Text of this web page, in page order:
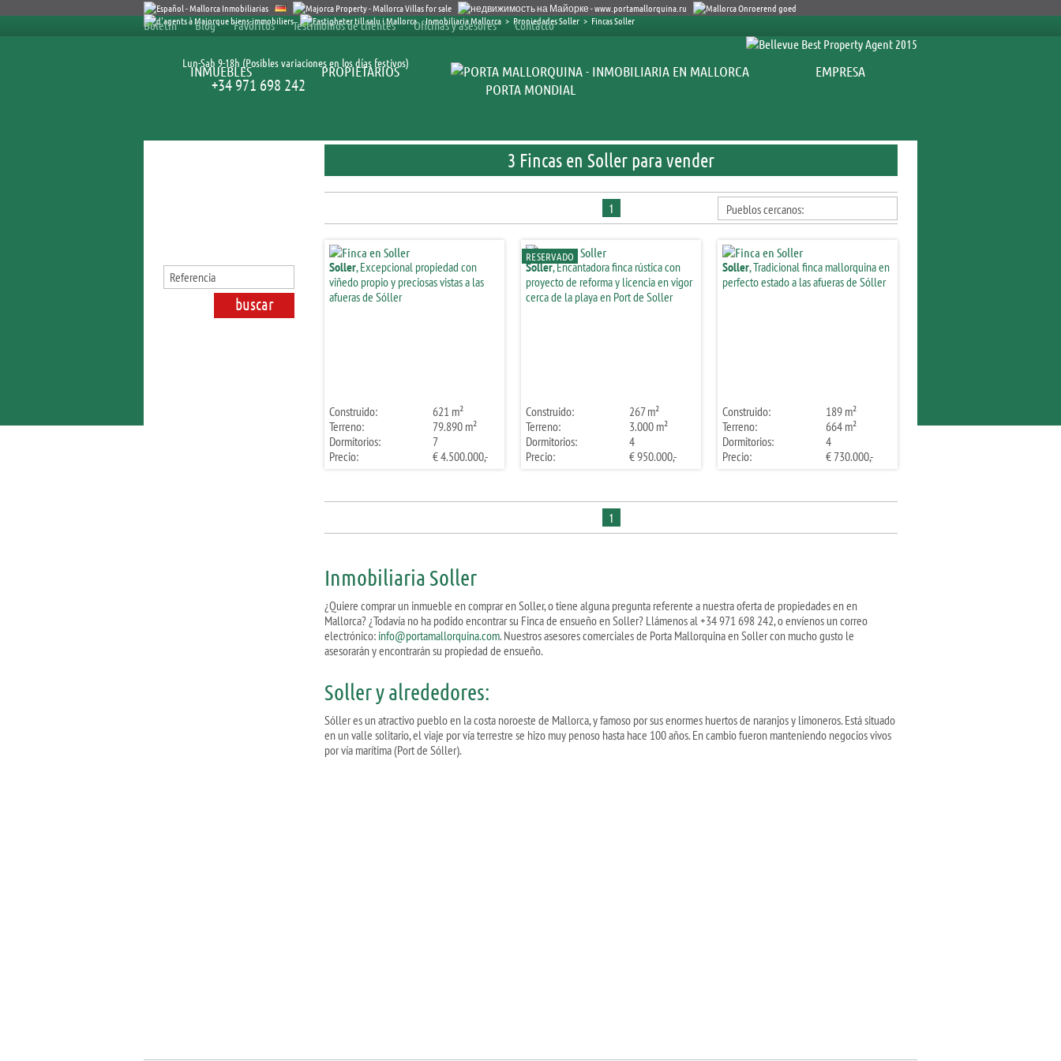
Inmobiliaria Mallorca > Propiedades Soller > Fincas Soller
Boletín Blog Favoritos Testimonios de clientes Oficinas y asesores Contacto
Lun-Sab 9-18h (Posibles variaciones en los días festivos)
+34 971 698 242
INMUEBLES PROPIETARIOS
EMPRESA
PORTA MONDIAL
3 Fincas en Soller para vender
1 Pueblos cercanos:
Soller, Excepcional propiedad con
viñedo propio y preciosas vistas a las
afueras de Sóller
Construido:
621 m²
Terreno:
79.890 m²
Dormitorios:
7
Precio:
€ 4.500.000,-
RESERVADO
Soller, Encantadora finca rústica con
proyecto de reforma y licencia en vigor
cerca de la playa en Port de Soller
Construido:
267 m²
Terreno:
3.000 m²
Dormitorios:
4
Precio:
€ 950.000,-
Soller, Tradicional finca mallorquina en
perfecto estado a las afueras de Sóller
Construido:
189 m²
Terreno:
664 m²
Dormitorios:
4
Precio:
€ 730.000,-
1
Inmobiliaria Soller
¿Quiere comprar un inmueble en comprar en Soller, o tiene alguna pregunta referente a nuestra oferta de propiedades en en
Mallorca? ¿Todavía no ha podido encontrar su Finca de ensueño en Soller? Llámenos al +34 971 698 242, o envíenos un correo
electrónico: info@portamallorquina.com. Nuestros asesores comerciales de Porta Mallorquina en Soller con mucho gusto le
asesorarán y encontrarán su propiedad de ensueño.
Soller y alrededores:
Sóller es un atractivo pueblo en la costa noroeste de Mallorca, y famoso por sus enormes huertos de naranjos y limoneros. Está situado
en un valle solitario, el viaje por vía terrestre se hizo muy penoso hasta hace 100 años. En cambio fueron manteniendo negocios vivos
por vía marítima (Port de Sóller).